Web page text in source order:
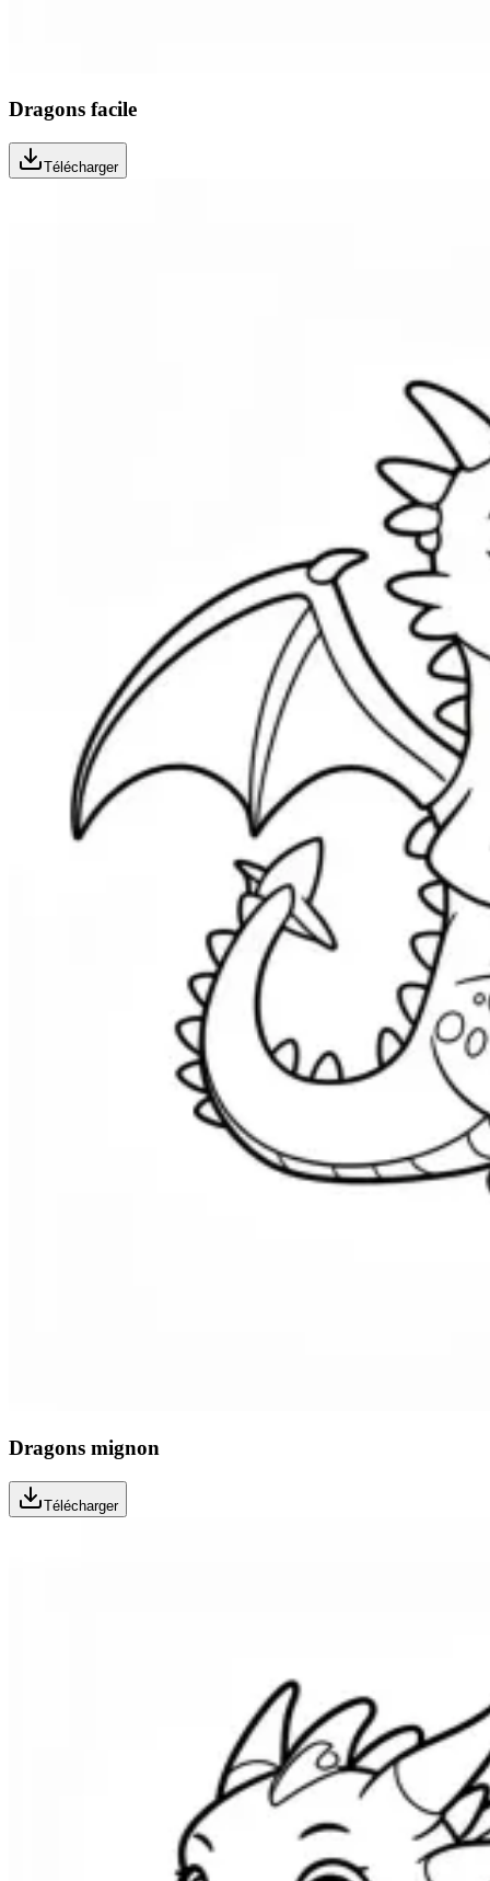
Dragons facile
Télécharger
Dragons mignon
Télécharger